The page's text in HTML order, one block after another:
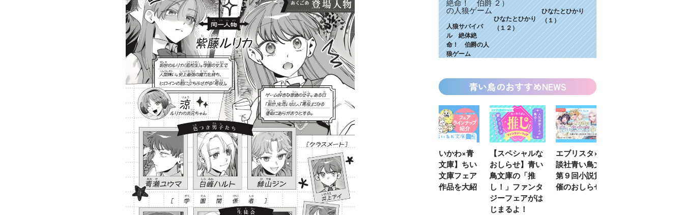
人狼サバイバ
ル 絶体絶
命！ 伯爵の人
狼ゲーム
ひなたとひかり
（１２）
ひなたとひかり
（１）
青い鳥のおすすめNEWS
エブリスタ×講
談社青い鳥文庫
第９回小説賞開
催のおしらせ
【速報】『黒魔
女さんが通
る‼』ついにコ
ミカライズ！
KZ高校生編、つ
いに始動！ 限
定特典＆ヒミツ
の参加企画も!?
ゴールデンウィ
ークにいっき読
み！ 青い鳥文
庫の名作「電子
合本版」おすす
め
【ちいかわ×青
い鳥文庫】ちい
あお文庫フェア
対象作品を大紹
【スペシャルな
おしらせ】青い
鳥文庫の「推
し！」ファンタ
ジーフェアがは
じまるよ！
エブリスタ×講
談社青い鳥文庫
第９回小説賞開
催のおしらせ